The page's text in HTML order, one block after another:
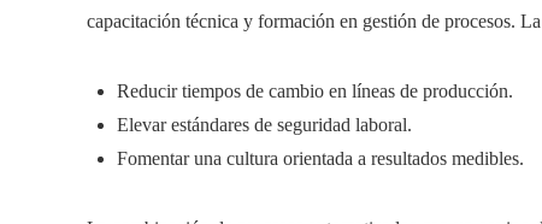
capacitación técnica y formación en gestión de procesos.
Reducir tiempos de cambio en líneas de producción.
Elevar estándares de seguridad laboral.
Fomentar una cultura orientada a resultados medibles.